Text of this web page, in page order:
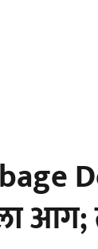
आग;